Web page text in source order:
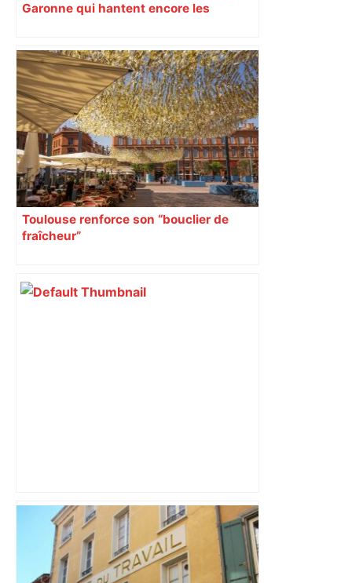
Garonne qui hantent encore les
Toulouse renforce son “bouclier de
fraîcheur”
Vous pensiez que c’était comme une
voiture ? La vérité sur les avions qui
reculent – ici.fr